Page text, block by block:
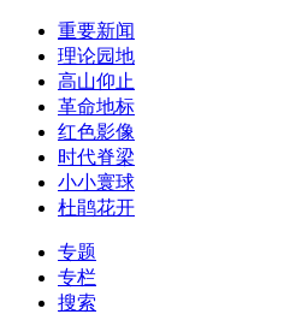
重要新闻
理论园地
高山仰止
革命地标
红色影像
时代脊梁
小小寰球
杜鹃花开
专题
专栏
搜索